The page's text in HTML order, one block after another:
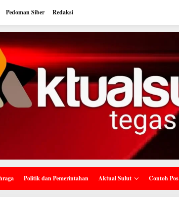
Pedoman Siber Redaksi
Politik dan Pemerintahan Aktual Sulut Contoh Pos